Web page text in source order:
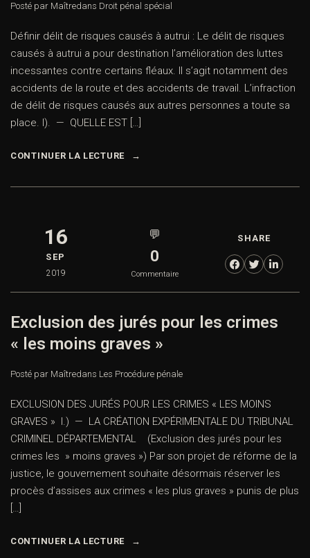
Posté par Maîtredans Droit pénal spécial
Définir délit de risques causés à autrui : Le délit de risques
causés à autrui a pour destination l’amélioration des luttes
incessantes contre certains fléaux. Il s’agit notamment des
accidents de la route et des accidents de travail. L’infraction
de délit de risques causés aux autres personnes a toute sa
place. I). — QUELLE EST […]
CONTINUER LA LECTURE
16
SEP
2019
💬
0
Commentaire
SHARE
Exclusion des jurés pour les crimes
« les moins graves »
Posté par Maîtredans Les Procédure pénale
EXCLUSION DES JURÉS POUR LES CRIMES « LES MOINS
GRAVES » I.) — LA CRÉATION EXPÉRIMENTALE DU TRIBUNAL
CRIMINEL DÉPARTEMENTAL (Exclusion des jurés pour les
crimes les » moins graves ») Par son projet de réforme de la
justice, le gouvernement souhaite désormais réserver les
procès d’assises aux crimes « les plus graves » punis de plus
[…]
CONTINUER LA LECTURE